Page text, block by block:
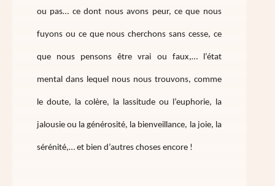
ou pas… ce dont nous avons peur, ce que nous
fuyons ou ce que nous cherchons sans cesse, ce
que nous pensons être vrai ou faux,… l’état
mental dans lequel nous nous trouvons, comme
le doute, la colère, la lassitude ou l’euphorie, la
jalousie ou la générosité, la bienveillance, la joie, la
sérénité,… et bien d’autres choses encore !